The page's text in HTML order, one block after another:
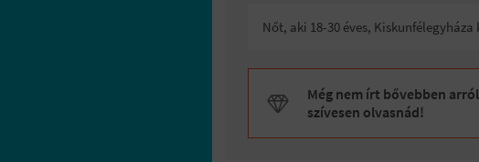
Nőt, aki 18-30 éves, Kiskunfélegyháza
Még nem írt bővebben
szívesen olvasnád!